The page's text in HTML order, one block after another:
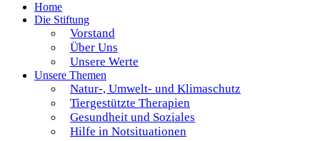
Home
Die Stiftung
Vorstand
Über Uns
Unsere Werte
Unsere Themen
Natur-, Umwelt- und Klimaschutz
Tiergestützte Therapien
Gesundheit und Soziales
Hilfe in Notsituationen